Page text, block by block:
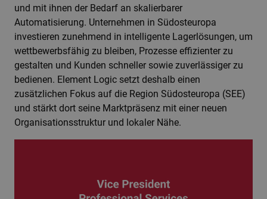
und mit ihnen der Bedarf an skalierbarer
Automatisierung. Unternehmen in Südosteuropa
investieren zunehmend in intelligente Lagerlösungen, um
wettbewerbsfähig zu bleiben, Prozesse effizienter zu
gestalten und Kunden schneller sowie zuverlässiger zu
bedienen. Element Logic setzt deshalb einen
zusätzlichen Fokus auf die Region Südosteuropa (SEE)
und stärkt dort seine Marktpräsenz mit einer neuen
Organisationsstruktur und lokaler Nähe.